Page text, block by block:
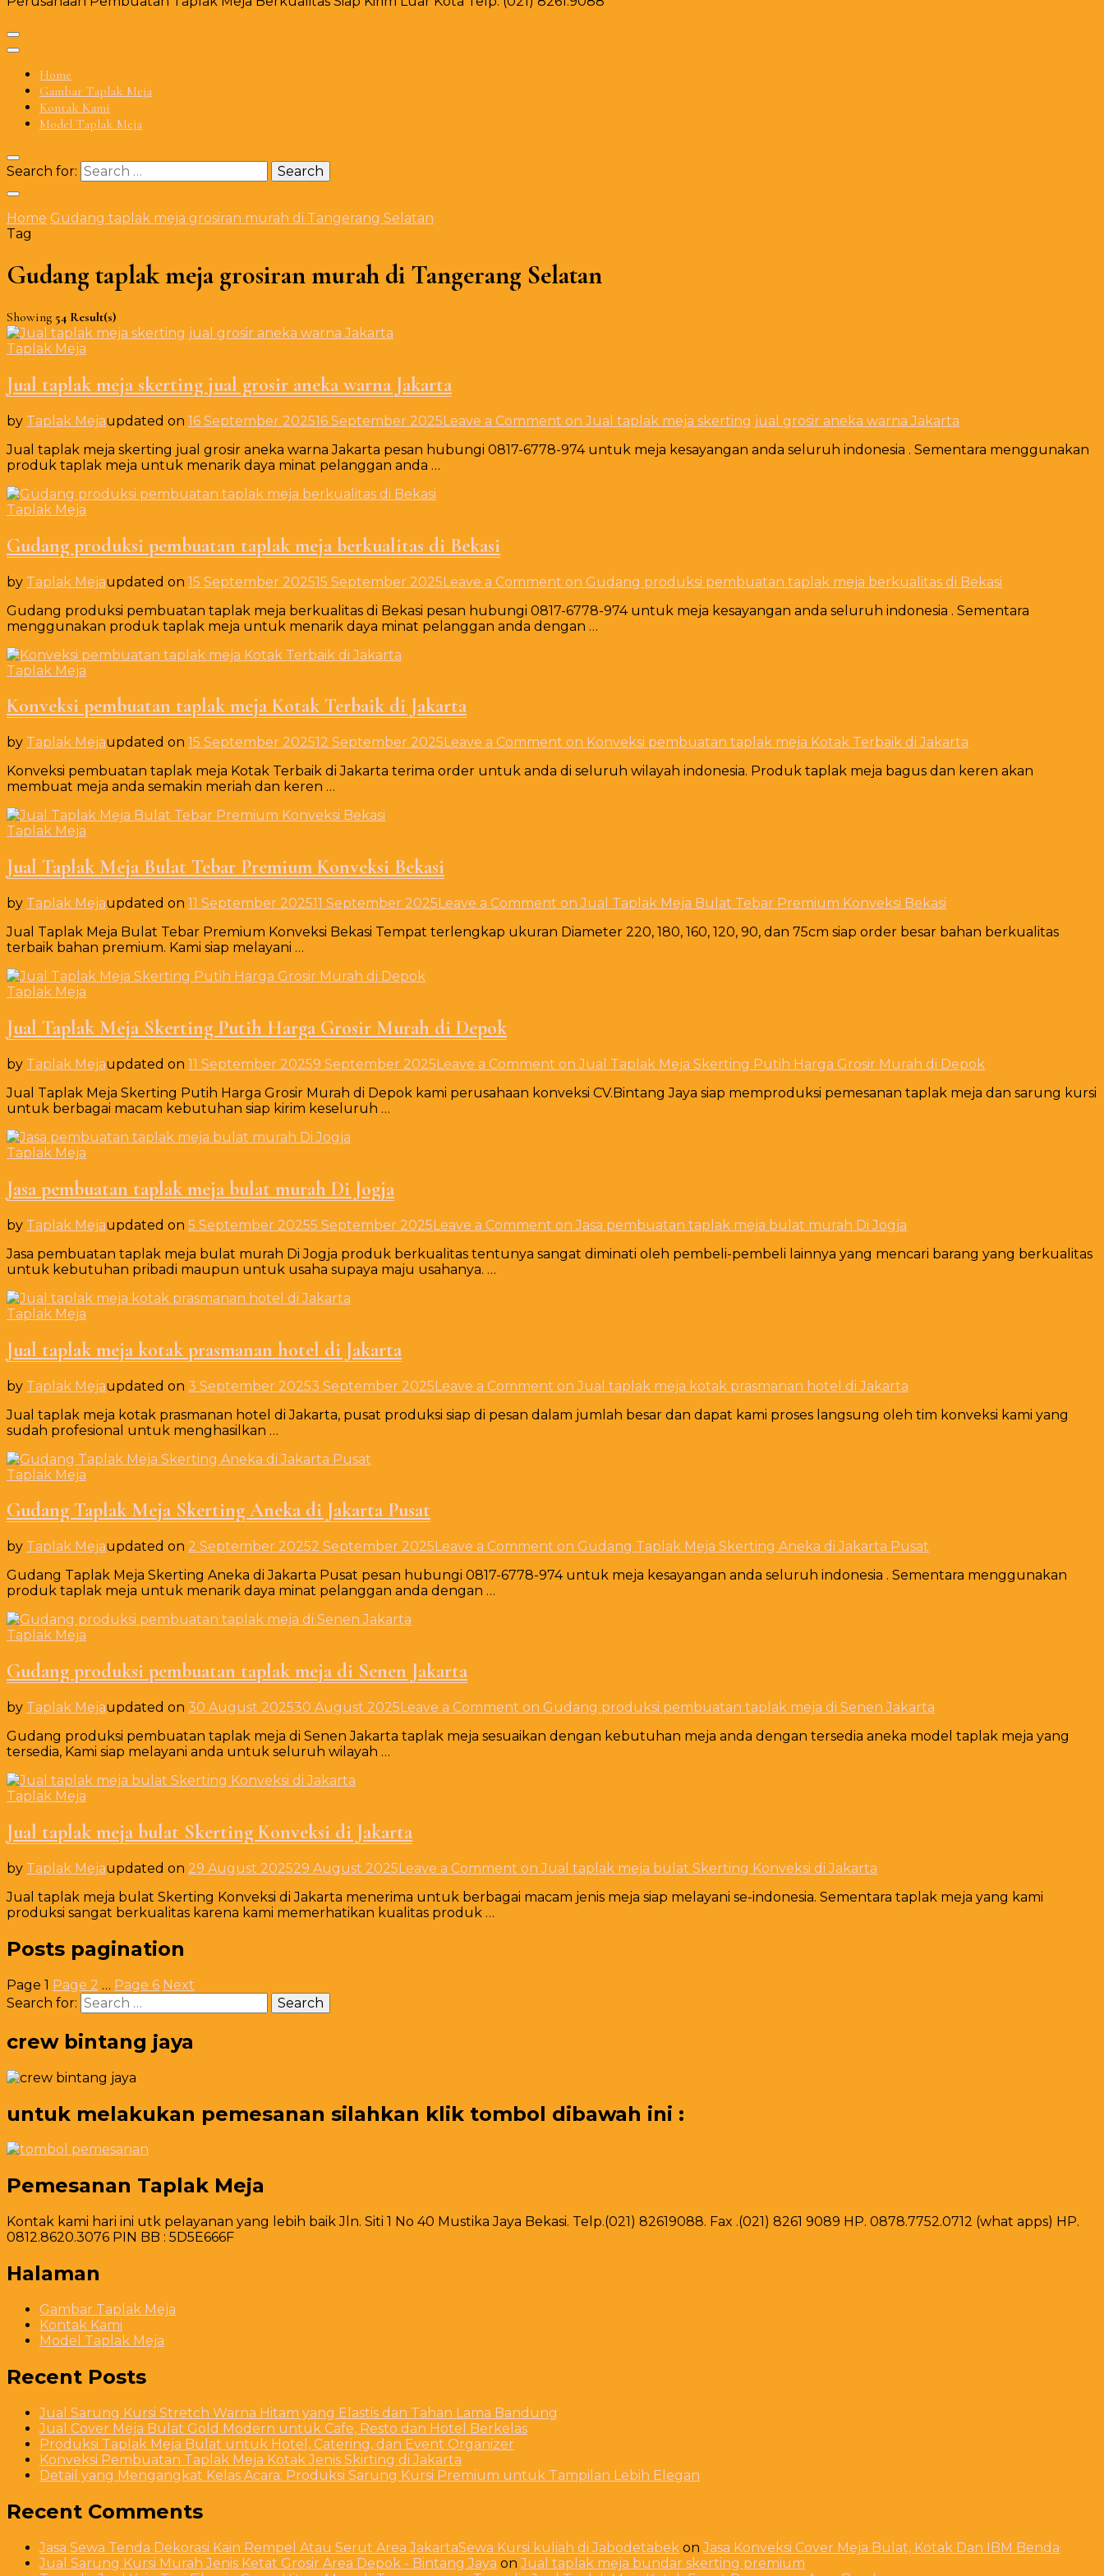
Home
Gambar Taplak Meja
Kontak Kami
Model Taplak Meja
Search for:
Home Gudang taplak meja grosiran murah di Tangerang Selatan
Tag
Gudang taplak meja grosiran murah di Tangerang Selatan
Showing 54 Result(s)
Taplak Meja
Jual taplak meja skerting jual grosir aneka warna Jakarta
by Taplak Mejaupdated on 16 September 202516 September 2025Leave a Comment on Jual taplak meja skerting jual grosir aneka warna Jakarta
Jual taplak meja skerting jual grosir aneka warna Jakarta pesan hubungi 0817-6778-974 untuk meja kesayangan anda seluruh indonesia . Sementara menggunakan
produk taplak meja untuk menarik daya minat pelanggan anda …
Taplak Meja
Gudang produksi pembuatan taplak meja berkualitas di Bekasi
by Taplak Mejaupdated on 15 September 202515 September 2025Leave a Comment on Gudang produksi pembuatan taplak meja berkualitas di Bekasi
Gudang produksi pembuatan taplak meja berkualitas di Bekasi pesan hubungi 0817-6778-974 untuk meja kesayangan anda seluruh indonesia . Sementara
menggunakan produk taplak meja untuk menarik daya minat pelanggan anda dengan …
Taplak Meja
Konveksi pembuatan taplak meja Kotak Terbaik di Jakarta
by Taplak Mejaupdated on 15 September 202512 September 2025 Leave a Comment on Konveksi pembuatan taplak meja Kotak Terbaik di Jakarta
Konveksi pembuatan taplak meja Kotak Terbaik di Jakarta terima order untuk anda di seluruh wilayah indonesia. Produk taplak meja bagus dan keren akan
membuat meja anda semakin meriah dan keren …
Taplak Meja
Jual Taplak Meja Bulat Tebar Premium Konveksi Bekasi
by Taplak Mejaupdated on 11 September 202511 September 2025Leave a Comment on Jual Taplak Meja Bulat Tebar Premium Konveksi Bekasi
Jual Taplak Meja Bulat Tebar Premium Konveksi Bekasi Tempat terlengkap ukuran Diameter 220, 180, 160, 120, 90, dan 75cm siap order besar bahan berkualitas
terbaik bahan premium. Kami siap melayani …
Taplak Meja
Jual Taplak Meja Skerting Putih Harga Grosir Murah di Depok
by Taplak Mejaupdated on 11 September 20259 September 2025Leave a Comment on Jual Taplak Meja Skerting Putih Harga Grosir Murah di Depok
Jual Taplak Meja Skerting Putih Harga Grosir Murah di Depok kami perusahaan konveksi CV.Bintang Jaya siap memproduksi pemesanan taplak meja dan sarung kursi
untuk berbagai macam kebutuhan siap kirim keseluruh …
Taplak Meja
Jasa pembuatan taplak meja bulat murah Di Jogja
by Taplak Mejaupdated on 5 September 20255 September 2025Leave a Comment on Jasa pembuatan taplak meja bulat murah Di Jogja
Jasa pembuatan taplak meja bulat murah Di Jogja produk berkualitas tentunya sangat diminati oleh pembeli-pembeli lainnya yang mencari barang yang berkualitas
untuk kebutuhan pribadi maupun untuk usaha supaya maju usahanya. …
Taplak Meja
Jual taplak meja kotak prasmanan hotel di Jakarta
by Taplak Mejaupdated on 3 September 20253 September 2025Leave a Comment on Jual taplak meja kotak prasmanan hotel di Jakarta
Jual taplak meja kotak prasmanan hotel di Jakarta, pusat produksi siap di pesan dalam jumlah besar dan dapat kami proses langsung oleh tim konveksi kami yang
sudah profesional untuk menghasilkan …
Taplak Meja
Gudang Taplak Meja Skerting Aneka di Jakarta Pusat
by Taplak Mejaupdated on 2 September 20252 September 2025 Leave a Comment on Gudang Taplak Meja Skerting Aneka di Jakarta Pusat
Gudang Taplak Meja Skerting Aneka di Jakarta Pusat pesan hubungi 0817-6778-974 untuk meja kesayangan anda seluruh indonesia . Sementara menggunakan
produk taplak meja untuk menarik daya minat pelanggan anda dengan …
Taplak Meja
Gudang produksi pembuatan taplak meja di Senen Jakarta
by Taplak Mejaupdated on 30 August 202530 August 2025 Leave a Comment on Gudang produksi pembuatan taplak meja di Senen Jakarta
Gudang produksi pembuatan taplak meja di Senen Jakarta taplak meja sesuaikan dengan kebutuhan meja anda dengan tersedia aneka model taplak meja yang
tersedia, Kami siap melayani anda untuk seluruh wilayah …
Taplak Meja
Jual taplak meja bulat Skerting Konveksi di Jakarta
by Taplak Mejaupdated on 29 August 202529 August 2025Leave a Comment on Jual taplak meja bulat Skerting Konveksi di Jakarta
Jual taplak meja bulat Skerting Konveksi di Jakarta menerima untuk berbagai macam jenis meja siap melayani se-indonesia. Sementara taplak meja yang kami
produksi sangat berkualitas karena kami memerhatikan kualitas produk …
Posts pagination
Page 1 Page 2 … Page 6 Next
Search for:
crew bintang jaya
untuk melakukan pemesanan silahkan klik tombol dibawah ini :
Pemesanan Taplak Meja
Kontak kami hari ini utk pelayanan yang lebih baik Jln. Siti 1 No 40 Mustika Jaya Bekasi. Telp.(021) 82619088. Fax .(021) 8261 9089 HP. 0878.7752.0712 (what apps) HP.
0812.8620.3076 PIN BB : 5D5E666F
Halaman
Gambar Taplak Meja
Kontak Kami
Model Taplak Meja
Recent Posts
Jual Sarung Kursi Stretch Warna Hitam yang Elastis dan Tahan Lama Bandung
Jual Cover Meja Bulat Gold Modern untuk Cafe, Resto dan Hotel Berkelas
Produksi Taplak Meja Bulat untuk Hotel, Catering, dan Event Organizer
Konveksi Pembuatan Taplak Meja Kotak Jenis Skirting di Jakarta
Detail yang Mengangkat Kelas Acara: Produksi Sarung Kursi Premium untuk Tampilan Lebih Elegan
Recent Comments
Jasa Sewa Tenda Dekorasi Kain Rempel Atau Serut Area JakartaSewa Kursi kuliah di Jabodetabek onJasa Konveksi Cover Meja Bulat, Kotak Dan IBM Benda
Jual Sarung Kursi Murah Jenis Ketat Grosir Area Depok - Bintang Jaya onJual taplak meja bundar skerting premium